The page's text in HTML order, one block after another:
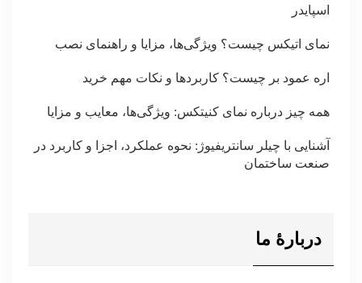
اسپایدر
نمای اتیکس چیست؟ ویژگی‌ها، مزایا و راهنمای نصب
اره عمود بر چیست؟ کاربردها و نکات مهم خرید
همه چیز درباره نمای کنیتکس: ویژگی‌ها، معایب و مزایا
آشنایی با چیلر سانتریفیوژ: نحوه عملکرد، اجزا و کاربرد در
صنعت ساختمان
دربارۀ ما